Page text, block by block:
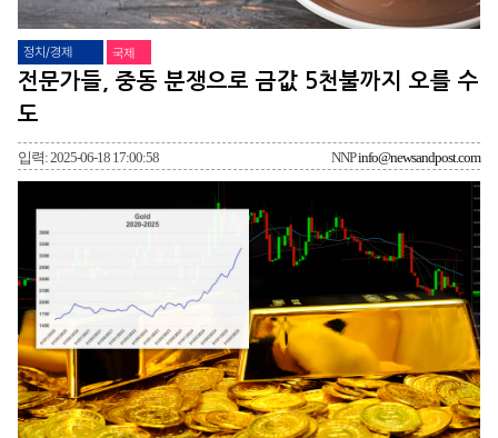
정치/경제 국제
전문가들, 중동 분쟁으로 금값 5천불까지 오를 수
도
입력: 2025-06-18 17:00:58 NNPinfo@newsandpost.com